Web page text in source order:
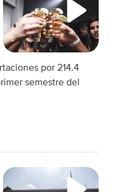
por 214.4
semestre del